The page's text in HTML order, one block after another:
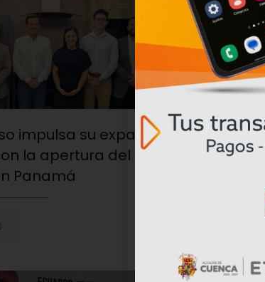
impulsa su expansión
la apertura del hub regional
Panamá